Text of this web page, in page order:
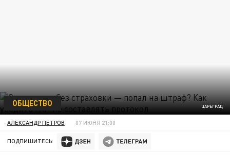
ЦАРЬГРАД
ОБЩЕСТВО
АЛЕКСАНДР ПЕТРОВ 07 ИЮНЯ 21:00
ПОДПИШИТЕСЬ: